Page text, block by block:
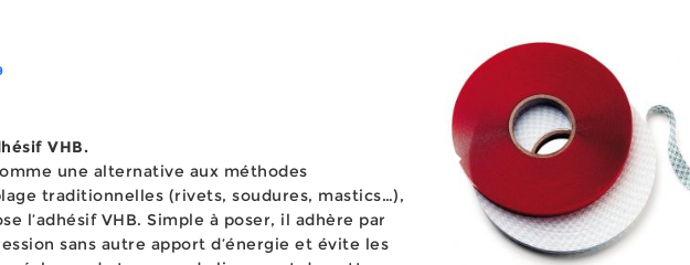
VHB.
une alternative aux méthodes
traditionnelles (rivets, soudures, mastics…),
l’adhésif VHB. Simple à poser, il adhère par
sans autre apport d’énergie et évite les